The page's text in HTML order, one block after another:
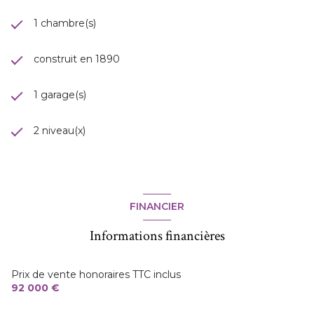
1 chambre(s)
construit en 1890
1 garage(s)
2 niveau(x)
FINANCIER
Informations financières
Prix de vente honoraires TTC inclus
92 000 €